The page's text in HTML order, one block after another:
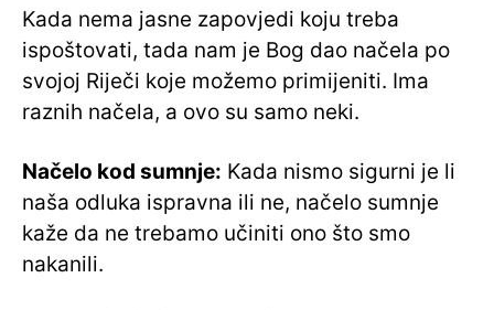
Kada nema jasne zapovjedi koju treba
ispoštovati, tada nam je Bog dao načela po
svojoj Riječi koje možemo primijeniti. Ima
raznih načela, a ovo su samo neki.
Načelo kod sumnje: Kada nismo sigurni je li
naša odluka ispravna ili ne, načelo sumnje
kaže da ne trebamo učiniti ono što smo
nakanili.